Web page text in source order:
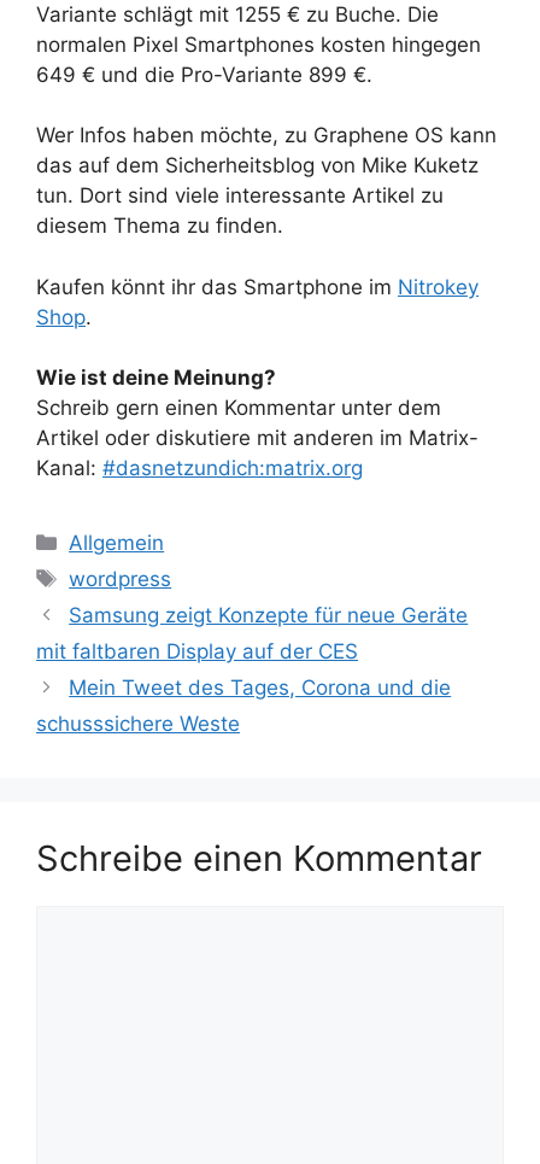
Variante schlägt mit 1255 € zu Buche. Die
normalen Pixel Smartphones kosten hingegen
649 € und die Pro-Variante 899 €.
Wer Infos haben möchte, zu Graphene OS kann
das auf dem Sicherheitsblog von Mike Kuketz
tun. Dort sind viele interessante Artikel zu
diesem Thema zu finden.
Kaufen könnt ihr das Smartphone im Nitrokey
Shop.
Wie ist deine Meinung?
Schreib gern einen Kommentar unter dem
Artikel oder diskutiere mit anderen im Matrix-
Kanal: #dasnetzundich:matrix.org
Kategorien
Allgemein
Schlagwörter
wordpress
Samsung zeigt Konzepte für neue Geräte
mit faltbaren Display auf der CES
Mein Tweet des Tages, Corona und die
schusssichere Weste
Schreibe einen Kommentar